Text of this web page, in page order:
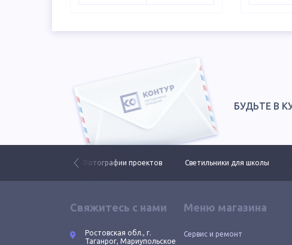
БУДЬТЕ В
Фотографии проектов Светильники для школы
Свяжитесь с нами
Ростовская обл., г.
Таганрог, Мариупольское
Меню магазина
Сервис и ремонт